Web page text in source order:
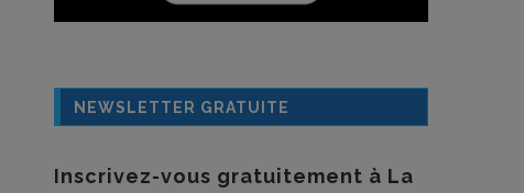
NEWSLETTER GRATUITE
Inscrivez-vous gratuitement à La